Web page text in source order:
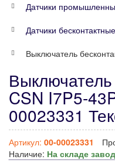
Датчики
Датчики
Выключатель
CSN I7P5-
00023331
Артикул: 00-00023331
Наличие: На складе